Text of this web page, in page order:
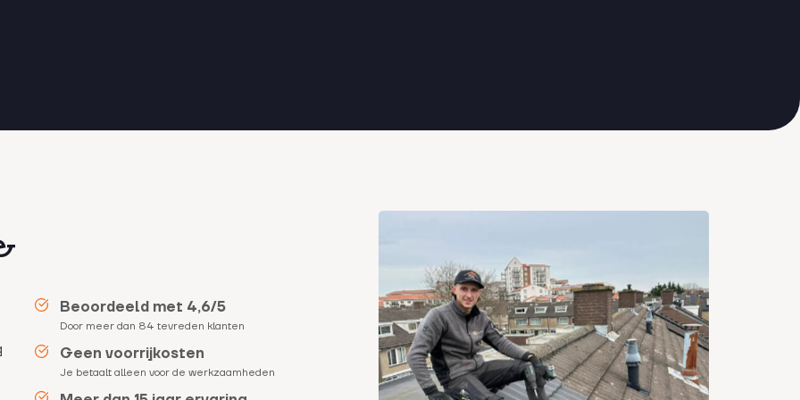
Beoordeeld met 4,6/5
Door meer dan 84 tevreden klanten
Geen voorrijkosten
Je betaalt alleen voor de werkzaamheden